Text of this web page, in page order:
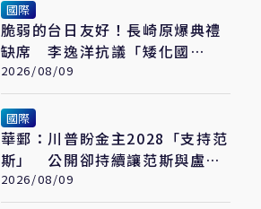
國際
脆弱的台日友好！長崎原爆典禮
缺席 李逸洋抗議「矮化國
格」：日媒揭長崎特殊安排
2026/08/09
國際
華郵：川普盼金主2028「支持范
斯」 公開卻持續讓范斯與盧比
奧較勁接班
2026/08/09